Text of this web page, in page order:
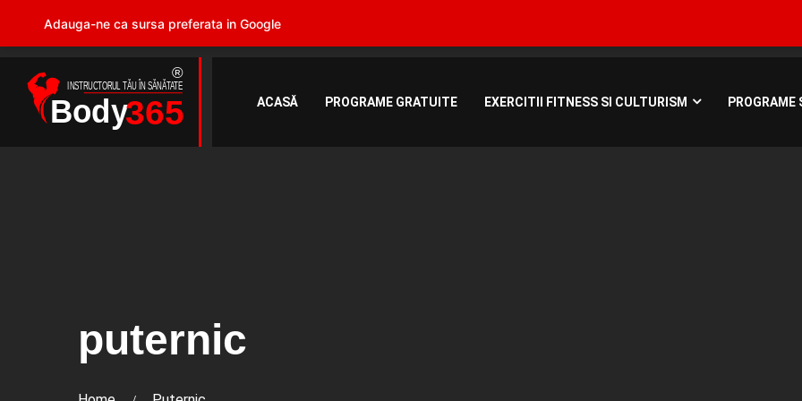
ACASĂ PROGRAME GRATUITE EXERCITII FITNESS SI CULTURISM PROGRAME
puternic
Adauga-ne ca sursa preferata in Google